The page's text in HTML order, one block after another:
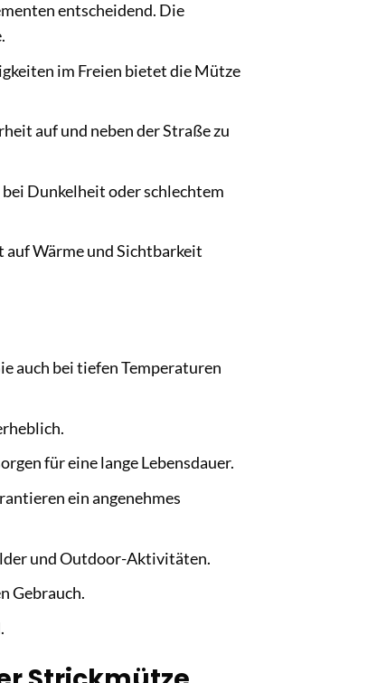
entscheidend. Die
im Freien bietet die Mütze
auf und neben der Straße zu
Dunkelheit oder schlechtem
auf Wärme und Sichtbarkeit
auch bei tiefen Temperaturen
für eine lange Lebensdauer.
ein angenehmes
und Outdoor-Aktivitäten.
Gebrauch.